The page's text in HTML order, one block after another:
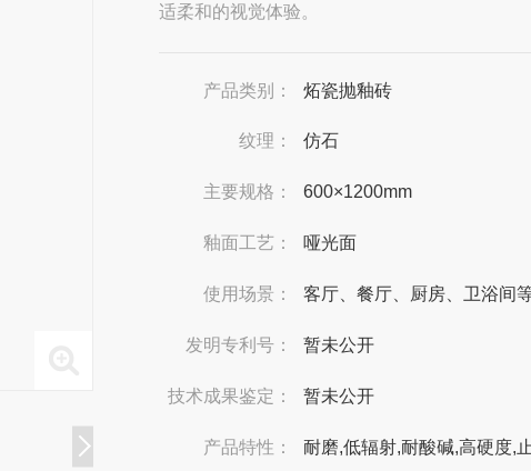
适柔和的视觉体验。
产品类别： 炻瓷抛釉砖
纹理： 仿石
主要规格： 600×1200mm
釉面工艺： 哑光面
使用场景： 客厅、餐厅、厨房、卫浴间
发明专利号： 暂未公开
技术成果鉴定： 暂未公开
产品特性： 耐磨,低辐射,耐酸碱,高硬度,